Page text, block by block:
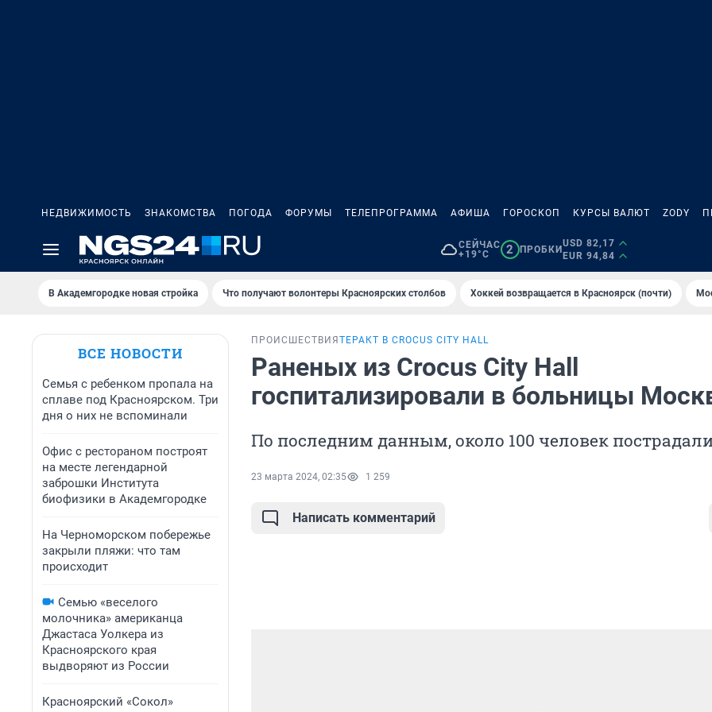
НЕДВИЖИМОСТЬ ЗНАКОМСТВА ПОГОДА ФОРУМЫ ТЕЛЕПРОГРАММА АФИША ГОРОСКОП КУРСЫ ВАЛЮТ ZODY
СЕЙЧАС
+19°C
2 ПРОБКИ
USD 82,17
EUR 94,84
В Академгородке новая стройка Что получают волонтеры Красноярских столбов Хоккей возвращается в Красноярск (почти)
ВСЕ НОВОСТИ
Семья с ребенком пропала на
сплаве под Красноярском. Три
дня о них не вспоминали
Офис с рестораном построят
на месте легендарной
заброшки Института
биофизики в Академгородке
На Черноморском побережье
закрыли пляжи: что там
происходит
Семью «веселого
молочника» американца
Джастаса Уолкера из
Красноярского края
выдворяют из России
Красноярский «Сокол»
ПРОИСШЕСТВИЯ ТЕРАКТ В CROCUS CITY HALL
Раненых из Crocus City Hall
госпитализировали в больницы
По последним данным, около 100 человек
23 марта 2024, 02:35 1 259
Написать комментарий